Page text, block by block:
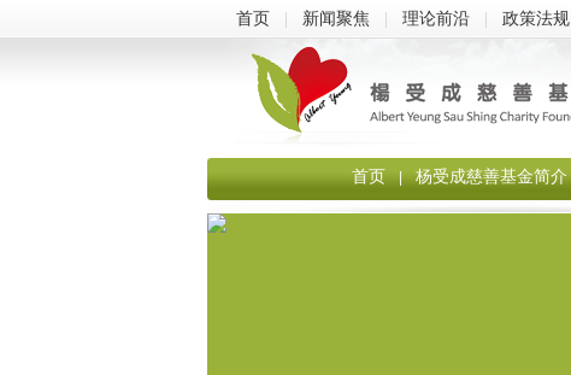
首页 新闻聚焦 理论前沿 政策法规
首页 杨受成慈善基金简介